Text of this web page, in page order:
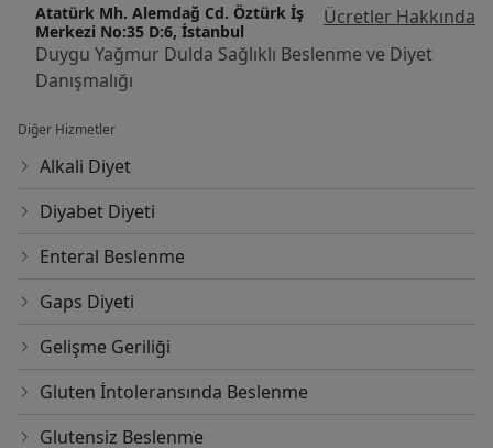
Atatürk Mh. Alemdağ Cd. Öztürk İş
Merkezi No:35 D:6, İstanbul
Ücretler Hakkında
Duygu Yağmur Dulda Sağlıklı Beslenme ve Diyet
Danışmalığı
Diğer Hizmetler
Alkali Diyet
Diyabet Diyeti
Enteral Beslenme
Gaps Diyeti
Gelişme Geriliği
Gluten İntoleransında Beslenme
Glutensiz Beslenme